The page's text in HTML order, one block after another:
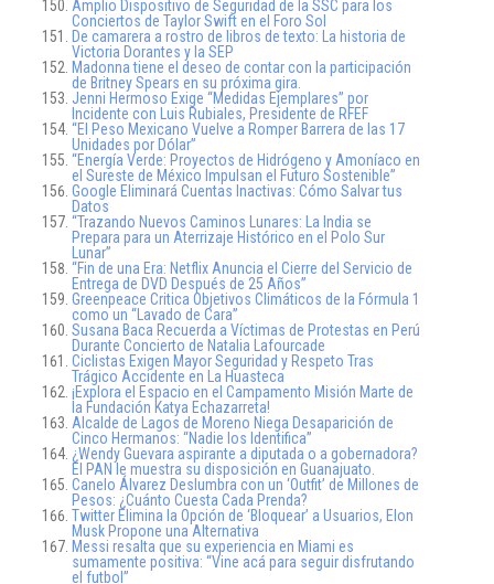
Amplio Dispositivo de Seguridad de la SSC para los
Conciertos de Taylor Swift en el Foro Sol
De camarera a rostro de libros de texto: La historia de
Victoria Dorantes y la SEP
Madonna tiene el deseo de contar con la participación
de Britney Spears en su próxima gira.
Jenni Hermoso Exige “Medidas Ejemplares” por
Incidente con Luis Rubiales, Presidente de RFEF
“El Peso Mexicano Vuelve a Romper Barrera de las 17
Unidades por Dólar”
“Energía Verde: Proyectos de Hidrógeno y Amoníaco en
el Sureste de México Impulsan el Futuro Sostenible”
Google Eliminará Cuentas Inactivas: Cómo Salvar tus
Datos
“Trazando Nuevos Caminos Lunares: La India se
Prepara para un Aterrizaje Histórico en el Polo Sur
Lunar”
“Fin de una Era: Netflix Anuncia el Cierre del Servicio de
Entrega de DVD Después de 25 Años”
Greenpeace Critica Objetivos Climáticos de la Fórmula 1
como un “Lavado de Cara”
Susana Baca Recuerda a Víctimas de Protestas en Perú
Durante Concierto de Natalia Lafourcade
Ciclistas Exigen Mayor Seguridad y Respeto Tras
Trágico Accidente en La Huasteca
¡Explora el Espacio en el Campamento Misión Marte de
la Fundación Katya Echazarreta!
Alcalde de Lagos de Moreno Niega Desaparición de
Cinco Hermanos: “Nadie los Identifica”
¿Wendy Guevara aspirante a diputada o a gobernadora?
El PAN le muestra su disposición en Guanajuato.
Canelo Álvarez Deslumbra con un ‘Outfit’ de Millones de
Pesos: ¿Cuánto Cuesta Cada Prenda?
Twitter Elimina la Opción de ‘Bloquear’ a Usuarios, Elon
Musk Propone una Alternativa
Messi resalta que su experiencia en Miami es
sumamente positiva: “Vine acá para seguir disfrutando
el futbol”